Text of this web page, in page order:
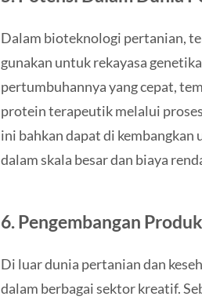
Dalam bioteknologi pertanian,
gunakan untuk rekayasa
pertumbuhannya yang cepat,
protein terapeutik melalui
ini bahkan dapat di
dalam skala besar dan biaya
6.Pengembangan
Di luar dunia pertanian dan
dalam berbagai sektor kreatif.